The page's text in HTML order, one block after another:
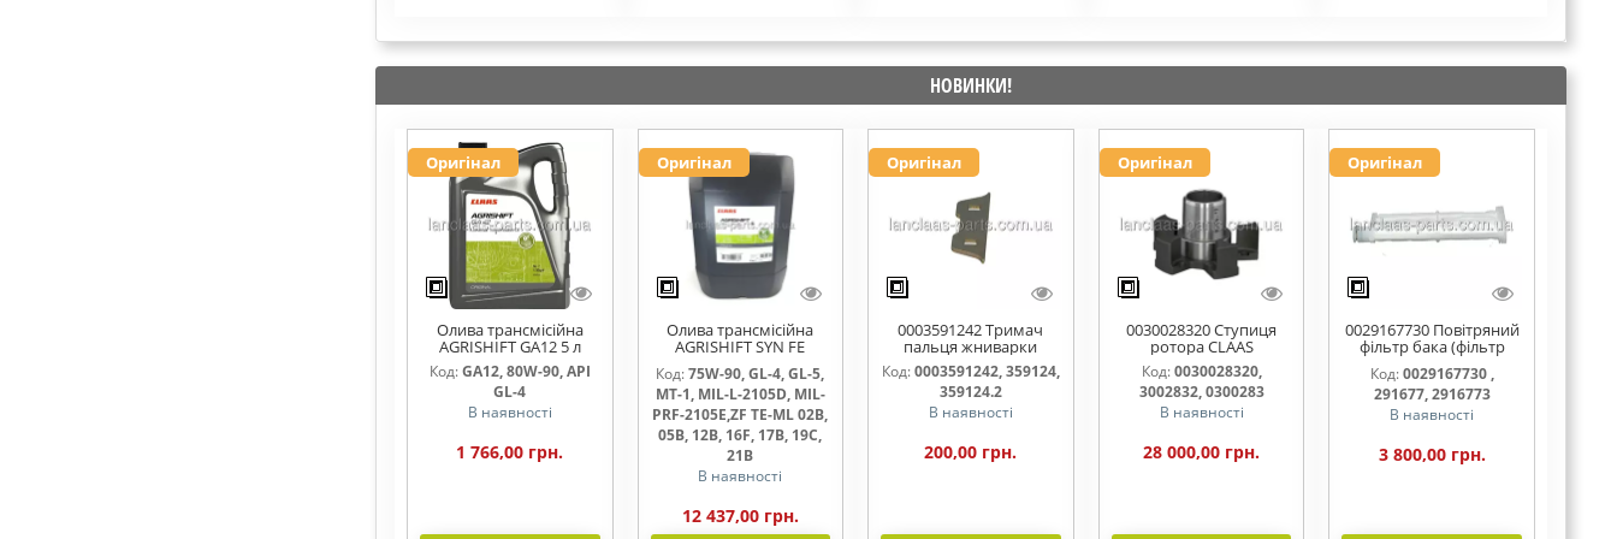
НОВИНКИ!
Оригінал
Олива трансмісійна
AGRISHIFT GA12 5 л
Код:GA12, 80W-90, API
GL-4
В наявності
1 766,00 грн.
Оригінал
Олива трансмісійна
AGRISHIFT SYN FE
75W90 20л
Код:75W-90, GL-4, GL-5,
MT-1, MIL-L-2105D, MIL-
PRF-2105E,ZF TE-ML 02B,
05B, 12B, 16F, 17B, 19C,
21B
В наявності
12 437,00 грн.
Оригінал
0003591242 Тримач
пальця жниварки
Код:0003591242, 359124,
359124.2
В наявності
200,00 грн.
Оригінал
0030028320 Ступиця
ротора CLAAS
Код: 0030028320,
3002832, 0300283
В наявності
28 000,00 грн.
Оригінал
0029167730 Повітряний
фільтр бака (фільтр
AdBlue)
Код:0029167730 ,
291677, 2916773
В наявності
3 800,00 грн.